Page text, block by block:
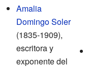
Amalia
Domingo Soler
(1835-1909),
escritora y
exponente del